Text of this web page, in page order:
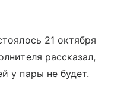
21 октября
рассказал,
у пары не будет.